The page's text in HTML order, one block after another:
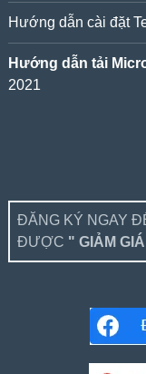
Hướng dẫn cài đặt
Hướng dẫn tải
2021
ĐĂNG KÝ NGAY
ĐƯỢC " GIẢM